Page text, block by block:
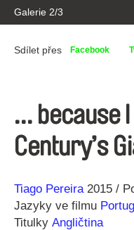
Galerie 2/3
Sdílet přes Facebook
… because
Century’s
Režie
Tiago Pereira
Rok 2015
Jazyky ve filmu
Titulky Angličtina